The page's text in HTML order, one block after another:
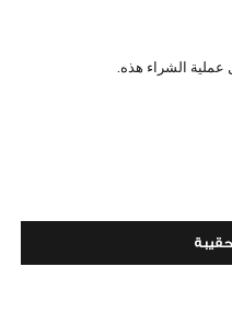
الشراء هذه.